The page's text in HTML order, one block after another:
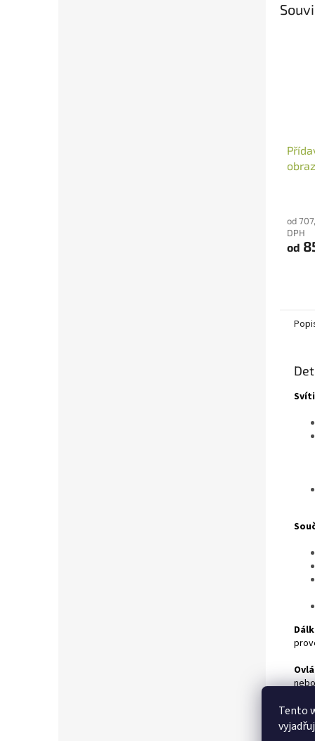
Tento
od
DPH
od
je